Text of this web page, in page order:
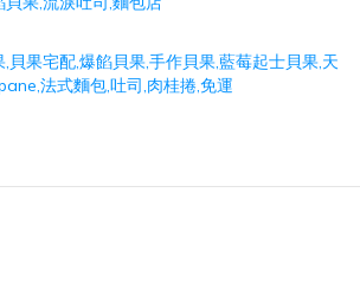
輸入折扣碼 【YH88】，依活動辦法享最高